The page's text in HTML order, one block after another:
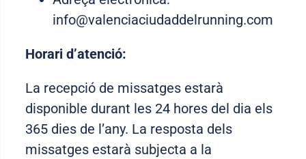
info@valenciaciudaddelrunning.com
Horari d’atenció:
La recepció de missatges estarà
disponible durant les 24 hores del dia els
365 dies de l’any. La resposta dels
missatges estarà subjecta a la